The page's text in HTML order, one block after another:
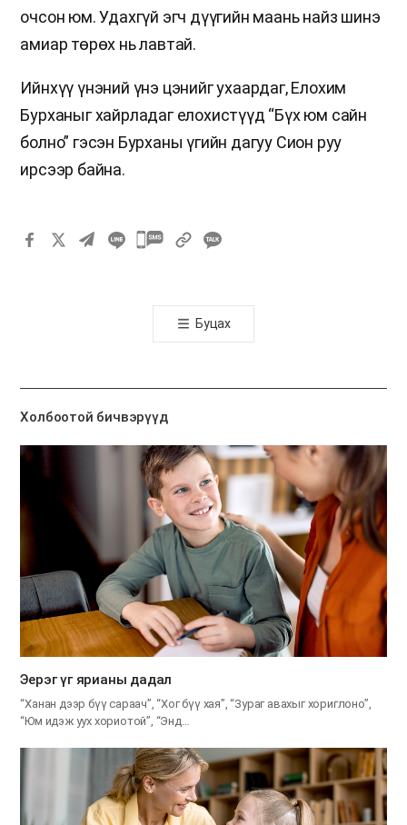
очсон юм. Удахгүй эгч дүүгийн маань найз шинэ
амиар төрөх нь лавтай.
Ийнхүү үнэний үнэ цэнийг ухаардаг, Елохим
Бурханыг хайрладаг елохистүүд “Бүх юм сайн
болно” гэсэн Бурханы үгийн дагуу Сион руу
ирсээр байна.
카
톡
공
기
Буцах
Холбоотой бичвэрүүд
Эерэг үг ярианы дадал
“Ханан дээр бүү сараач”, “Хог бүү хая”, “Зураг авахыг хориглоно”,
“Юм идэж уух хориотой”, “Энд…